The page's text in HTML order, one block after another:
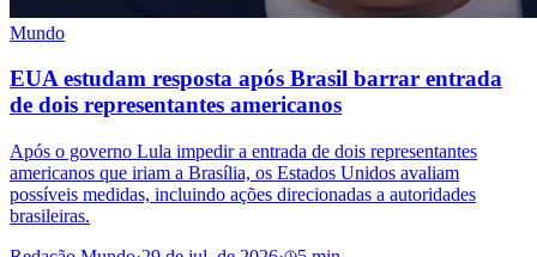
Mundo
EUA estudam resposta após Brasil barrar entrada
de dois representantes americanos
Após o governo Lula impedir a entrada de dois representantes
americanos que iriam a Brasília, os Estados Unidos avaliam
possíveis medidas, incluindo ações direcionadas a autoridades
brasileiras.